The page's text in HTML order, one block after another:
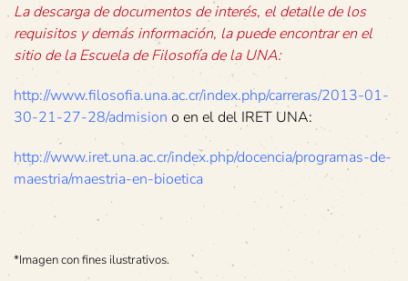
La descarga de documentos de interés, el detalle de los
requisitos y demás información, la puede encontrar en el
sitio de la Escuela de Filosofía de la UNA:
http://www.filosofia.una.ac.cr/index.php/carreras/2013-01-
30-21-27-28/admision o en el del IRET UNA:
http://www.iret.una.ac.cr/index.php/docencia/programas-de-
maestria/maestria-en-bioetica
*Imagen con fines ilustrativos.